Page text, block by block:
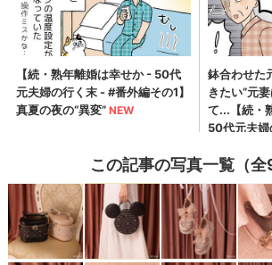
この記事の写真一覧（全